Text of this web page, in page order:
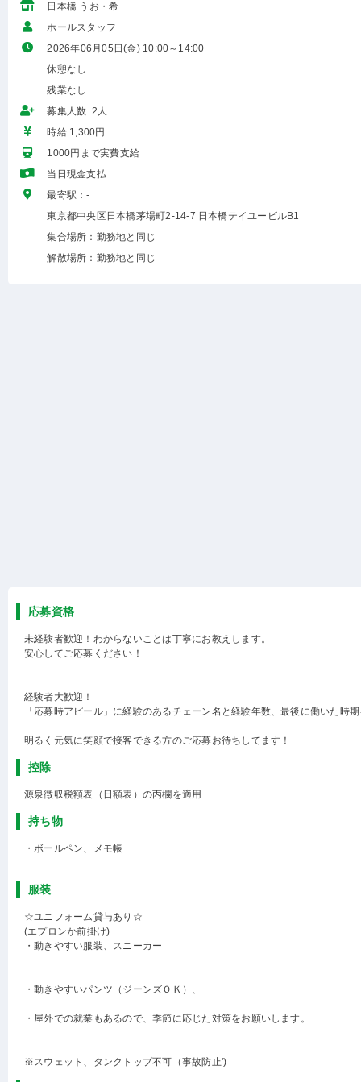
日本橋 うお・希
ホールスタッフ
2026年06月05日(金) 10:00～14:00
休憩なし
残業なし
募集人数 2人
時給 1,300円
1000円まで実費支給
当日現金支払
最寄駅：-
東京都中央区日本橋茅場町2-14-7 日本橋テイユービルB1
集合場所：勤務地と同じ
解散場所：勤務地と同じ
応募資格
未経験者歓迎！わからないことは丁寧にお教えします。
安心してご応募ください！
経験者大歓迎！
「応募時アピール」に経験のあるチェーン名と経験年数、最後に働いた時
明るく元気に笑顔で接客できる方のご応募お待ちしてます！
控除
源泉徴収税額表（日額表）の丙欄を適用
持ち物
・ボールペン、メモ帳
服装
☆ユニフォーム貸与あり☆
(エプロンか前掛け)
・動きやすい服装、スニーカー
・動きやすいパンツ（ジーンズＯＫ）、
・屋外での就業もあるので、季節に応じた対策をお願いします。
※スウェット、タンクトップ不可（事故防止')